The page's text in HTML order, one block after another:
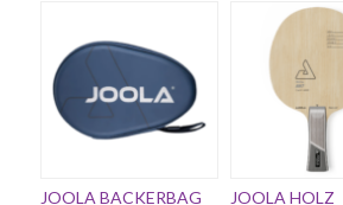
JOOLA BACKERBAG JOOLA HOLZ